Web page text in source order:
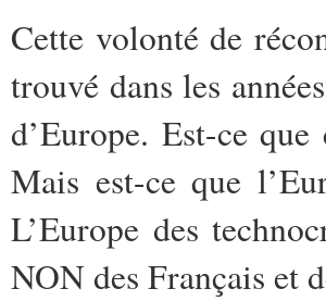
Cette volonté de
trouvé dans les
d’Europe. Est-ce
Mais est-ce que
L’Europe des
NON des Français et